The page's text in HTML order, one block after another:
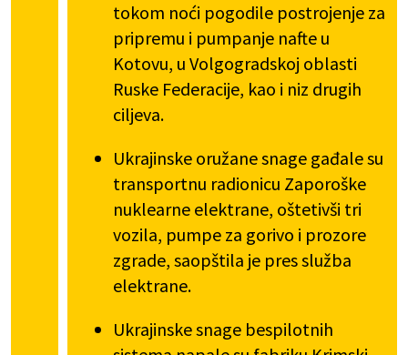
tokom noći pogodile postrojenje za
pripremu i pumpanje nafte u
Kotovu, u Volgogradskoj oblasti
Ruske Federacije, kao i niz drugih
ciljeva.
Ukrajinske oružane snage gađale su
transportnu radionicu Zaporoške
nuklearne elektrane, oštetivši tri
vozila, pumpe za gorivo i prozore
zgrade, saopštila je pres služba
elektrane.
Ukrajinske snage bespilotnih